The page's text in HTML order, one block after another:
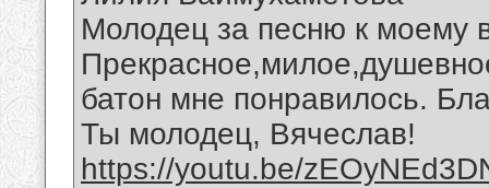
Молодец за песню к моему
батон мне понравилось.
Ты молодец, Вячеслав!
https://youtu.be/